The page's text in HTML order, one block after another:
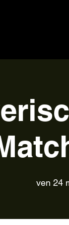
ven 24